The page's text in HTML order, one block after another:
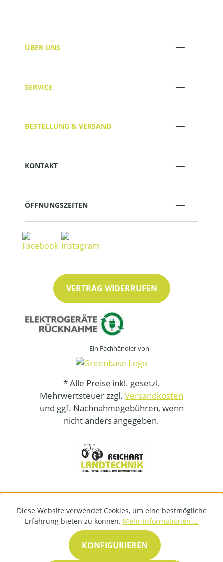
ÜBER UNS
SERVICE
BESTELLUNG & VERSAND
KONTAKT
ÖFFNUNGSZEITEN
VERTRAG WIDERRUFEN
Ein Fachhändler von
* Alle Preise inkl. gesetzl.
Mehrwertsteuer zzgl. Versandkosten
und ggf. Nachnahmegebühren, wenn
nicht anders angegeben.
Diese Website verwendet Cookies, um eine bestmögliche
Erfahrung bieten zu können. Mehr Informationen ...
KONFIGURIEREN